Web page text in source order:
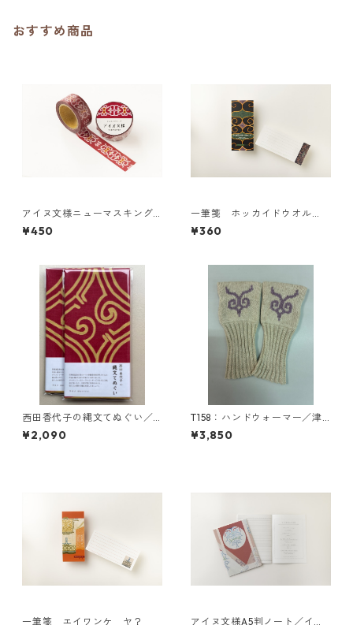
おすすめ商品
アイヌ文様ニューマスキング
テープ／tupesanpe トゥペサ
ンペ（赤）津田命子
¥450
一筆箋 ホッカイドウオル
ン エアラパ ヤ？
¥360
西田香代子の縄文てぬぐい／
トゥプ （赤とベージュ）２色
染め
¥2,090
T158：ハンドウォーマー／津
田命子デザインアイヌ文様編
み込みハンドウォーマー
¥3,850
一筆箋 エイワンケ ヤ？ アイヌ文様A5判ノート／イラ